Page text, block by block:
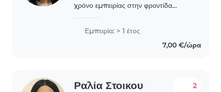
χρόνο εμπειρίας στην φροντίδα
υπεύθυνη, φιλική και δημιουργική.
Εμπειρία: > 1 έτος
7,00 €/ώρα
Ραλία Στοικου 2